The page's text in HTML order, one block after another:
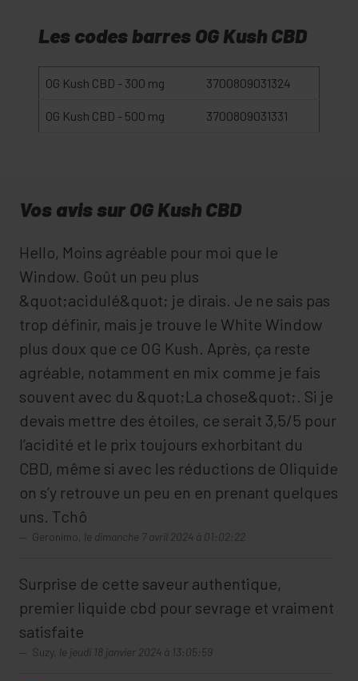
Les codes barres OG Kush CBD
OG Kush CBD - 300 mg 3700809031324
OG Kush CBD - 500 mg 3700809031331
Vos avis sur OG Kush CBD
Hello, Moins agréable pour moi que le
Window. Goût un peu plus
&quot;acidulé&quot; je dirais. Je ne sais pas
trop définir, mais je trouve le White Window
plus doux que ce OG Kush. Après, ça reste
agréable, notamment en mix comme je fais
souvent avec du &quot;La chose&quot;. Si je
devais mettre des étoiles, ce serait 3,5/5 pour
l’acidité et le prix toujours exhorbitant du
CBD, même si avec les réductions de Oliquide
on s’y retrouve un peu en en prenant quelques
uns. Tchô
Geronimo, le dimanche 7 avril 2024 à 01:02:22
Surprise de cette saveur authentique,
premier liquide cbd pour sevrage et vraiment
satisfaite
Suzy, le jeudi 18 janvier 2024 à 13:05:59